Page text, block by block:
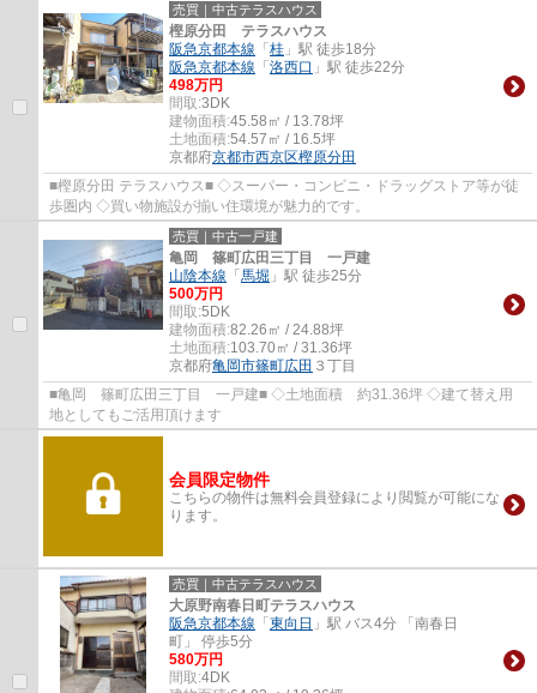
売買｜中古テラスハウス
樫原分田 テラスハウス
阪急京都本線 「桂 」駅 徒歩18分
阪急京都本線 「洛西口 」駅 徒歩22分
498万円
間取:3DK
建物面積:45.58㎡ / 13.78坪
土地面積:54.57㎡ / 16.5坪
京都府京都市西京区樫原分田
■樫原分田 テラスハウス■ ◇スーパー・コンビニ・ドラッグストア等が徒
歩圏内 ◇買い物施設が揃い住環境が魅力的です。
売買｜中古一戸建
亀岡 篠町広田三丁目 一戸建
山陰本線 「馬堀 」駅 徒歩25分
500万円
間取:5DK
建物面積:82.26㎡ / 24.88坪
土地面積:103.70㎡ / 31.36坪
京都府亀岡市篠町広田 ３丁目
■亀岡 篠町広田三丁目 一戸建■ ◇土地面積 約31.36坪 ◇建て替え用
地としてもご活用頂けます
会員限定物件
こちらの物件は無料会員登録により閲覧が可能にな
ります。
売買｜中古テラスハウス
大原野南春日町テラスハウス
阪急京都本線 「東向日 」駅 バス4分 「南春日
町」 停歩5分
580万円
間取:4DK